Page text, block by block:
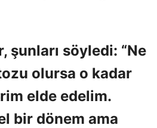
şunları söyledi: “Ne
olursa o kadar
elde edelim.
bir dönem ama